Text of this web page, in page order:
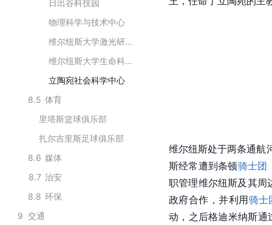
日出谷科技园
物理科学与技术中心
维尔纽斯大学激光研究中心
维尔纽斯大学生命科学中心
立陶宛社会科学中心
8.5 体育
里塔斯篮球俱乐部
扎尔吉里斯足球俱乐部
8.6 媒体
8.7 治安
8.8 环保
9 交通
维尔纽斯处于两条通航
斯经常遭到条顿骑士团
职管理维尔纽斯及其周
政府合作，并利用骑士
动，之后格迪米纳斯通